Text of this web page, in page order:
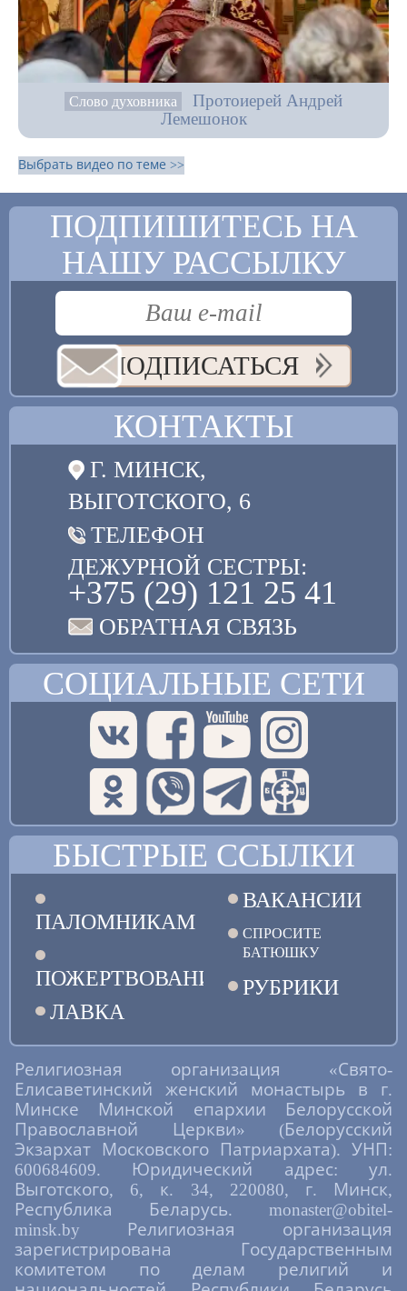
Слово духовника
Протоиерей Андрей
Лемешонок
Выбрать видео по теме >>
ПОДПИШИТЕСЬ НА
НАШУ РАССЫЛКУ
ПОДПИСАТЬСЯ
КОНТАКТЫ
Г. МИНСК,
ВЫГОТСКОГО, 6
ТЕЛЕФОН
ДЕЖУРНОЙ СЕСТРЫ:
+375 (29) 121 25 41
ОБРАТНАЯ СВЯЗЬ
СОЦИАЛЬНЫЕ СЕТИ
БЫСТРЫЕ ССЫЛКИ
ПАЛОМНИКАМ
ПОЖЕРТВОВАНИЯ
ЛАВКА
ВАКАНСИИ
СПРОСИТЕ
БАТЮШКУ
РУБРИКИ
Религиозная организация «Свято-
Елисаветинский женский монастырь в г.
Минске Минской епархии Белорусской
Православной Церкви» (Белорусский
Экзархат Московского Патриархата). УНП:
600684609. Юридический адрес: ул.
Выготского, 6, к. 34, 220080, г. Минск,
Республика Беларусь. monaster@obitel-
minsk.by Религиозная организация
зарегистрирована Государственным
комитетом по делам религий и